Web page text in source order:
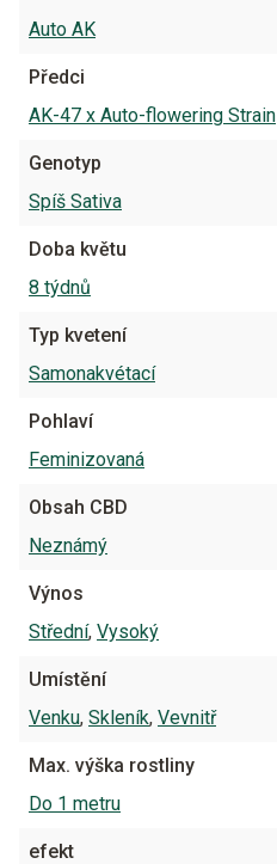
Auto AK
Předci
AK-47 x Auto-flowering Strain
Genotyp
Spíš Sativa
Doba květu
8 týdnů
Typ kvetení
Samonakvétací
Pohlaví
Feminizovaná
Obsah CBD
Neznámý
Výnos
Střední, Vysoký
Umístění
Venku, Skleník, Vevnitř
Max. výška rostliny
Do 1 metru
efekt